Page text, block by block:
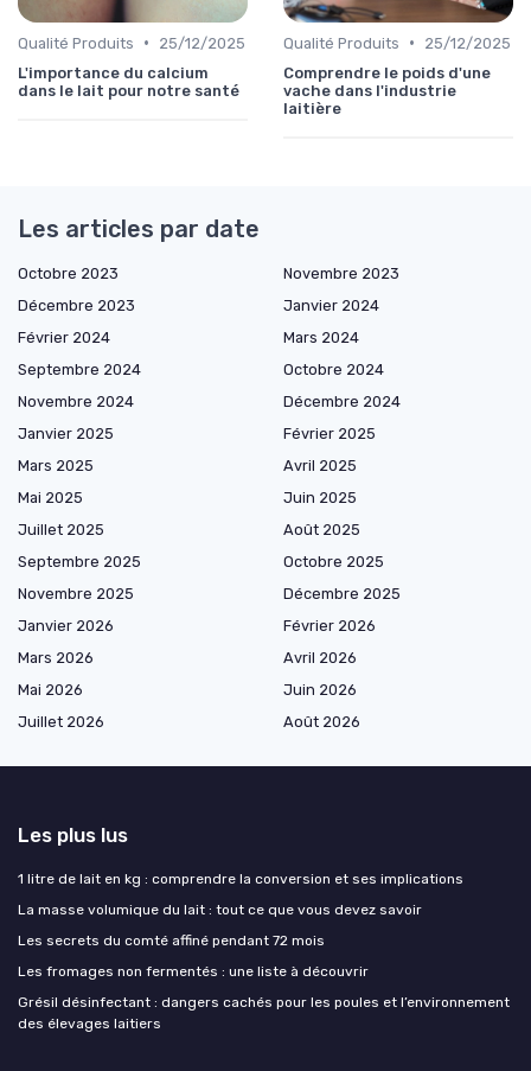
Qualité Produits •
25/12/2025
L'importance du calcium
dans le lait pour notre santé
Qualité Produits •
25/12/2025
Comprendre le poids d'une
vache dans l'industrie
laitière
Les articles par date
Octobre 2023
Novembre 2023
Décembre 2023
Janvier 2024
Février 2024
Mars 2024
Septembre 2024
Octobre 2024
Novembre 2024
Décembre 2024
Janvier 2025
Février 2025
Mars 2025
Avril 2025
Mai 2025
Juin 2025
Juillet 2025
Août 2025
Septembre 2025
Octobre 2025
Novembre 2025
Décembre 2025
Janvier 2026
Février 2026
Mars 2026
Avril 2026
Mai 2026
Juin 2026
Juillet 2026
Août 2026
Les plus lus
1 litre de lait en kg : comprendre la conversion et ses implications
La masse volumique du lait : tout ce que vous devez savoir
Les secrets du comté affiné pendant 72 mois
Les fromages non fermentés : une liste à découvrir
Grésil désinfectant : dangers cachés pour les poules et l’environnement
des élevages laitiers